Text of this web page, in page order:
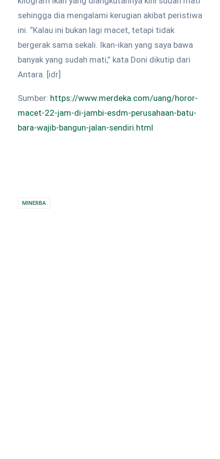
sehingga dia mengalami kerugian akibat peristiwa
ini. “Kalau ini bukan lagi macet, tetapi tidak
bergerak sama sekali. Ikan-ikan yang saya bawa
banyak yang sudah mati,” kata Doni dikutip dari
Antara. [idr]
Sumber: https://www.merdeka.com/uang/horor-
macet-22-jam-di-jambi-esdm-perusahaan-batu-
bara-wajib-bangun-jalan-sendiri.html
MINERBA